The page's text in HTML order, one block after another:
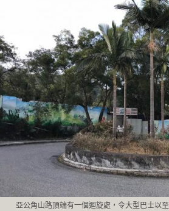
亞公角山路頂端有一個迴旋處，令大型巴士以